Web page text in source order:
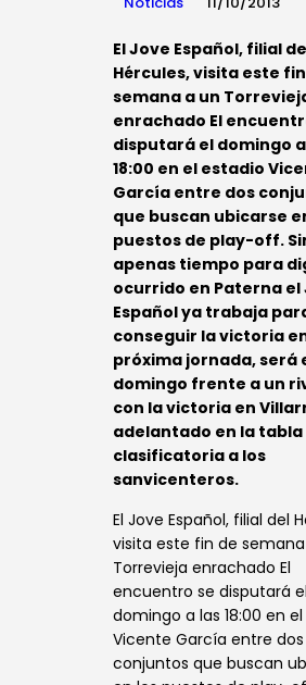
El Jove Español, filial
Hércules, visita este
semana a un
enrachado El
disputará el domingo
18:00 en el estadio
García entre dos
que buscan ubicarse
puestos de play-off.
apenas tiempo para
ocurrido en Paterna el
Español ya trabaja
conseguir la victoria
próxima jornada, será
domingo frente a un
con la victoria en
adelantado en la tabla
clasificatoria a los
sanvicenteros.
El Jove Español, filial del
visita este fin de
Torrevieja enrachado El
encuentro se disputará el
domingo a las 18:00 en
Vicente García entre dos
conjuntos que buscan